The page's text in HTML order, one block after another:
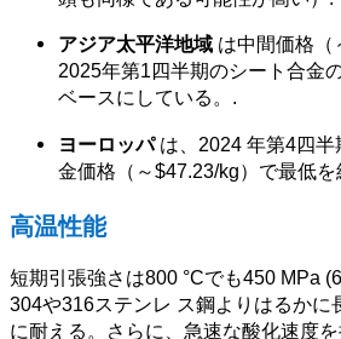
アジア太平洋地域 は中間価格（
2025年第1四半期のシート合金
ベースにしている。 .
ヨーロッパは、2024 年第4四半
金価格（～$47.23/kg）で最低を
高温性能
短期引張強さは800 °Cでも450 MPa
304や316ステンレ ス鋼よりはるかに
に耐える。さらに、急速な酸化速度